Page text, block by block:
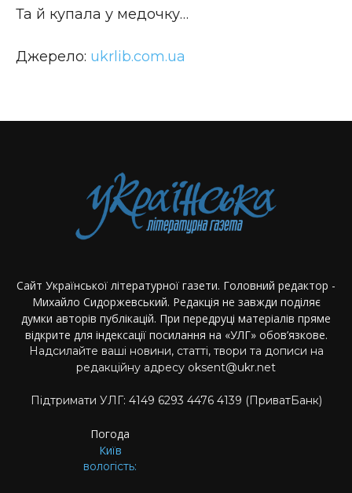
Та й купала у медочку…
Джерело: ukrlib.com.ua
Сайт Української літературної газети. Головний редактор -
Михайло Сидоржевський. Редакція не завжди поділяє
думки авторів публікацій. При передруці матеріалів пряме
відкрите для індексації посилання на «УЛГ» обов’язкове.
Надсилайте ваші новини, статті, твори та дописи на
редакційну адресу oksent@ukr.net
Підтримати УЛГ: 4149 6293 4476 4139 (ПриватБанк)
Погода
Київ
вологість: